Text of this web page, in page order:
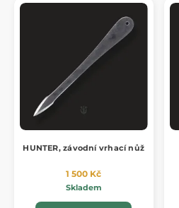
HUNTER, závodní vrhací nůž
1 500 Kč
Skladem